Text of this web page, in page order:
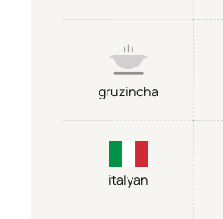
gruzincha
italyan